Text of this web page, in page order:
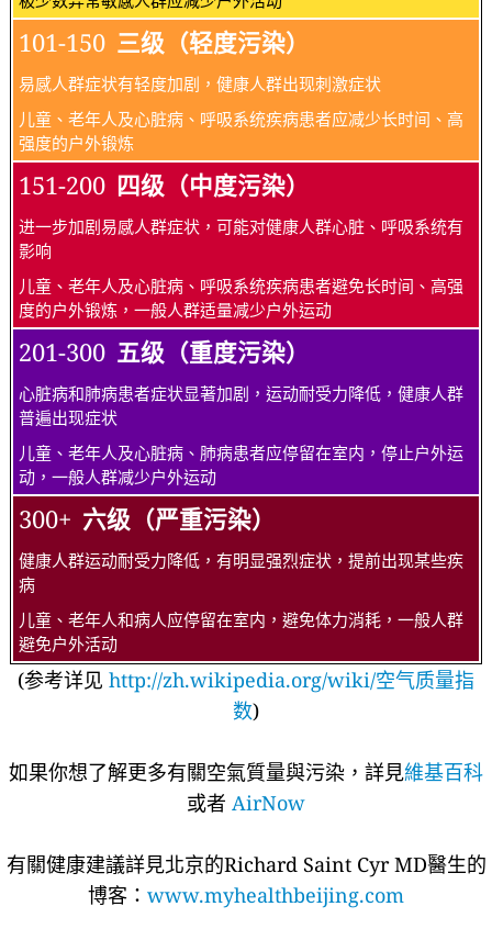
101-150 三级（轻度污染）
易感人群症状有轻度加剧，健康人群出现刺激症状
儿童、老年人及心脏病、呼吸系统疾病患者应减少长时间、高
强度的户外锻炼
151-200 四级（中度污染）
进一步加剧易感人群症状，可能对健康人群心脏、呼吸系统有
影响
儿童、老年人及心脏病、呼吸系统疾病患者避免长时间、高强
度的户外锻炼，一般人群适量减少户外运动
201-300 五级（重度污染）
心脏病和肺病患者症状显著加剧，运动耐受力降低，健康人群
普遍出现症状
儿童、老年人及心脏病、肺病患者应停留在室内，停止户外运
动，一般人群减少户外运动
300+ 六级（严重污染）
健康人群运动耐受力降低，有明显强烈症状，提前出现某些疾
病
儿童、老年人和病人应停留在室内，避免体力消耗，一般人群
避免户外活动
(参考详见 http://zh.wikipedia.org/wiki/空气质量指
数)
如果你想了解更多有關空氣質量與污染，詳見維基百科
或者 AirNow
有關健康建議詳​​見北京的Richard Saint Cyr MD醫生的
博客： www.myhealthbeijing.com